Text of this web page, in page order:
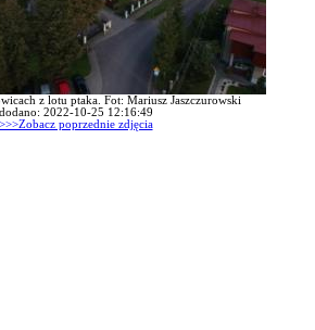
z lotu ptaka. Fot: Mariusz Jaszczurowski
dodano: 2022-10-25 12:16:49
>>>Zobacz poprzednie zdjęcia